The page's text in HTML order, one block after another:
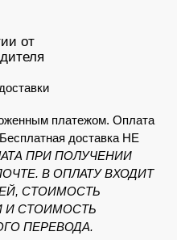
от
платежом. Оплата
доставка НЕ
ПРИ ПОЛУЧЕНИИ
В ОПЛАТУ ВХОДИТ
СТОИМОСТЬ
И СТОИМОСТЬ
ПЕРЕВОДА.